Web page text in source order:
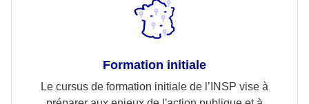
Formation initiale
Le cursus de formation initiale de l’INSP vise à